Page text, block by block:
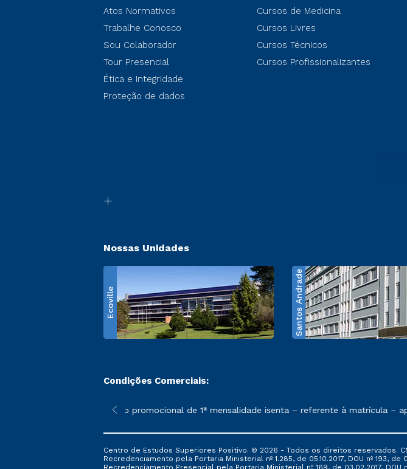
Atos Normativos
Trabalhe Conosco
Sou Colaborador
Tour Presencial
Ética e Integridade
Proteção de dados
Cursos de Medicina
Cursos Livres
Cursos Técnicos
Cursos Profissionalizantes
Nossas Unidades
Ecoville Santos Andrade
Condições Comerciais:
sofrer alterações nos períodos de rematrícula conforme exposto no contrato de
*A condição promocional de 1ª mensalidade isenta – referente à matrícula –
Centro de Estudos Superiores Positivo. © 2026 - Todos os direitos reservados.
Recredenciamento pela Portaria Ministerial nº 1.285, de 05.10.2017, DOU nº 193, de
Recredenciamento Presencial ​pela Portaria Ministerial nº 169, de 03.02.2017, DOU